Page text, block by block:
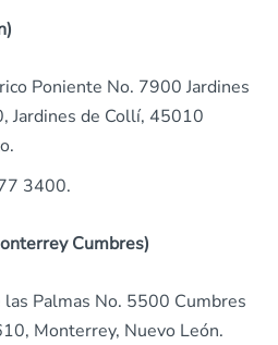
Poniente No. 7900 Jardines
Jardines de Collí, 45010
3400.
Cumbres)
las Palmas No. 5500 Cumbres
Monterrey, Nuevo León.